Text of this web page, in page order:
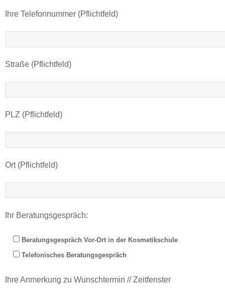
Ihre Telefonnummer (Pflichtfeld)
Straße (Pflichtfeld)
PLZ (Pflichtfeld)
Ort (Pflichtfeld)
Ihr Beratungsgespräch:
Beratungsgespräch Vor-Ort in der Kosmetikschule
Telefonisches Beratungsgespräch
Ihre Anmerkung zu Wunschtermin // Zeitfenster